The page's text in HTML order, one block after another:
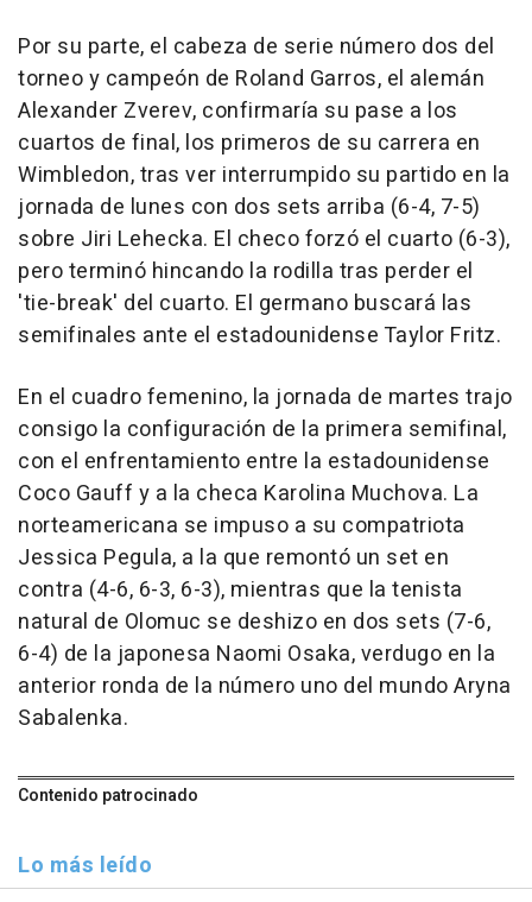
Por su parte, el cabeza de serie número dos del
torneo y campeón de Roland Garros, el alemán
Alexander Zverev, confirmaría su pase a los
cuartos de final, los primeros de su carrera en
Wimbledon, tras ver interrumpido su partido en la
jornada de lunes con dos sets arriba (6-4, 7-5)
sobre Jiri Lehecka. El checo forzó el cuarto (6-3),
pero terminó hincando la rodilla tras perder el
'tie-break' del cuarto. El germano buscará las
semifinales ante el estadounidense Taylor Fritz.
En el cuadro femenino, la jornada de martes trajo
consigo la configuración de la primera semifinal,
con el enfrentamiento entre la estadounidense
Coco Gauff y a la checa Karolina Muchova. La
norteamericana se impuso a su compatriota
Jessica Pegula, a la que remontó un set en
contra (4-6, 6-3, 6-3), mientras que la tenista
natural de Olomuc se deshizo en dos sets (7-6,
6-4) de la japonesa Naomi Osaka, verdugo en la
anterior ronda de la número uno del mundo Aryna
Sabalenka.
Contenido patrocinado
Lo más leído